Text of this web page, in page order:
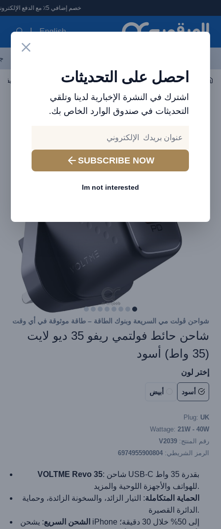
العرقوب - متجر الإلكترونيات في الإمارات
خصم إضافي 5٪ مع الدفع الإلكتروني
English
احصل على التحديثات
اشترك في النشرة الإخبارية لدينا وتلقي
التحديثات في صندوق الوارد الخاص بك.
SUBSCRIBE NOW
Im not interested
اكسسوارات الجوال شواحن الجوال شاحن حائط فولتمي ريفو 35 ديو لايت (35 واط) أسود
شواحن ڤولت مي السريعة وبنوك الطاقة – طاقة موثوقة في أي وقت
شاحن حائط فولتمي ريفو 35 ديو لايت
(35 واط) أسود
إختر لون
أسود أبيض
Plug: UK
Wattage: 21W - 40W
رقم المنتج: V2039
الرمز الشريطي: 6974955900804
VOLTME Revo 35: شاحن USB-C بقدرة 35 واط
للهواتف والأجهزة اللوحية والمزيد.
الحماية المتكاملة: التيار الزائد، والسخونة الزائدة، وحماية
الدائرة القصيرة.
الشحن السريع: يشحن iPhone إلى 50% خلال 30 دقيقة؛